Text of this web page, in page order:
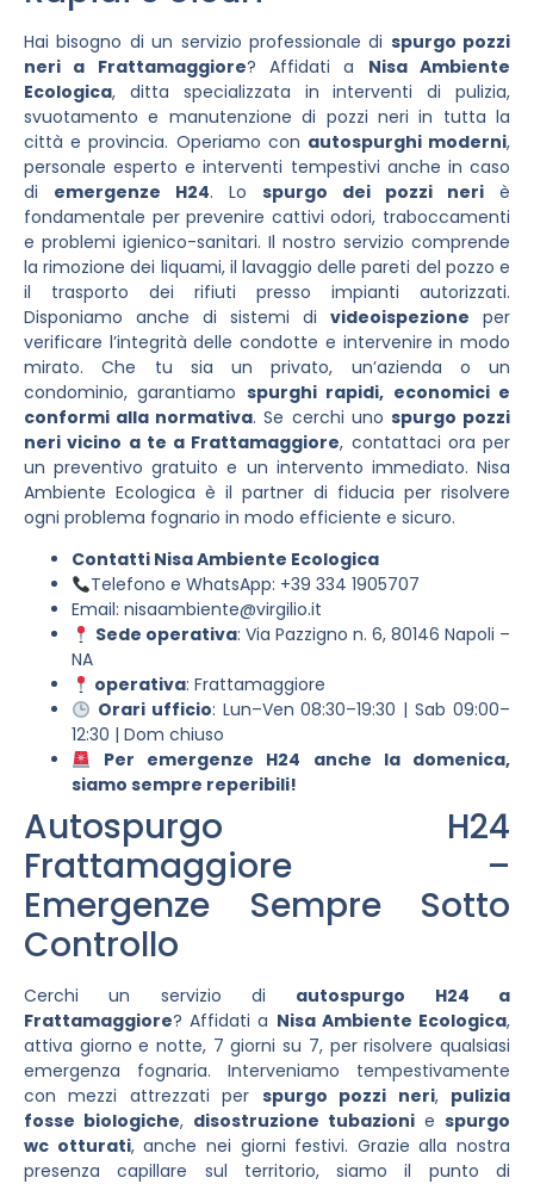
Hai bisogno di un servizio professionale di spurgo pozzi
neri a Frattamaggiore? Affidati a Nisa Ambiente
Ecologica, ditta specializzata in interventi di pulizia,
svuotamento e manutenzione di pozzi neri in tutta la
città e provincia. Operiamo con autospurghi moderni,
personale esperto e interventi tempestivi anche in caso
di emergenze H24. Lo spurgo dei pozzi neri è
fondamentale per prevenire cattivi odori, traboccamenti
e problemi igienico-sanitari. Il nostro servizio comprende
la rimozione dei liquami, il lavaggio delle pareti del pozzo e
il trasporto dei rifiuti presso impianti autorizzati.
Disponiamo anche di sistemi di videoispezione per
verificare l’integrità delle condotte e intervenire in modo
mirato. Che tu sia un privato, un’azienda o un
condominio, garantiamo spurghi rapidi, economici e
conformi alla normativa. Se cerchi uno spurgo pozzi
neri vicino a te a Frattamaggiore, contattaci ora per
un preventivo gratuito e un intervento immediato. Nisa
Ambiente Ecologica è il partner di fiducia per risolvere
ogni problema fognario in modo efficiente e sicuro.
Contatti Nisa Ambiente Ecologica
Telefono e WhatsApp: +39 334 1905707
Email: nisaambiente@virgilio.it
Sede operativa: Via Pazzigno n. 6, 80146 Napoli –
NA
operativa: Frattamaggiore
Orari ufficio: Lun–Ven 08:30–19:30 | Sab 09:00–
12:30 | Dom chiuso
Per emergenze H24 anche la domenica,
siamo sempre reperibili!
Autospurgo H24
Frattamaggiore –
Emergenze Sempre Sotto
Controllo
Cerchi un servizio di autospurgo H24 a
Frattamaggiore? Affidati a Nisa Ambiente Ecologica,
attiva giorno e notte, 7 giorni su 7, per risolvere qualsiasi
emergenza fognaria. Interveniamo tempestivamente
con mezzi attrezzati per spurgo pozzi neri, pulizia
fosse biologiche, disostruzione tubazioni e spurgo
wc otturati, anche nei giorni festivi. Grazie alla nostra
presenza capillare sul territorio, siamo il punto di